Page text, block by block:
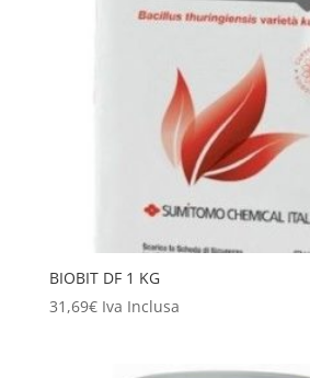
BIOBIT DF 1 KG
31,69€ Iva Inclusa